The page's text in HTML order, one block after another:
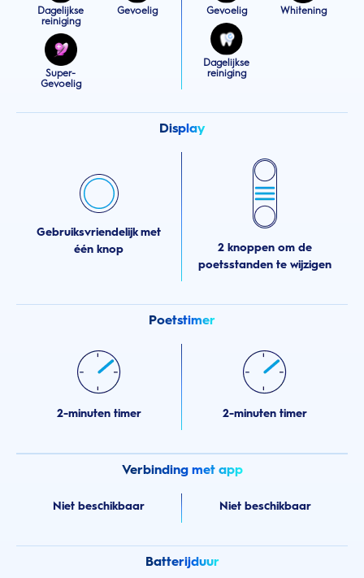
Dagelijkse
reiniging
Gevoelig
Super-
Gevoelig
Gevoelig Whitening
Dagelijkse
reiniging
Display
Gebruiksvriendelijk met
één knop
2 knoppen om de
poetsstanden te wijzigen
Poetstimer
2-minuten timer 2-minuten timer
Verbinding met app
Niet beschikbaar Niet beschikbaar
Batterijduur